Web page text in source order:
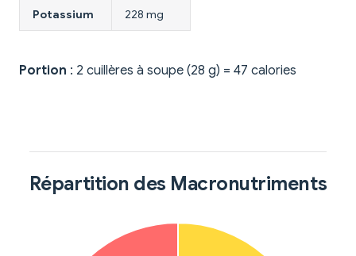
Potassium 228 mg
Portion : 2 cuillères à soupe (28 g) = 47 calories
Répartition des Macronutriments